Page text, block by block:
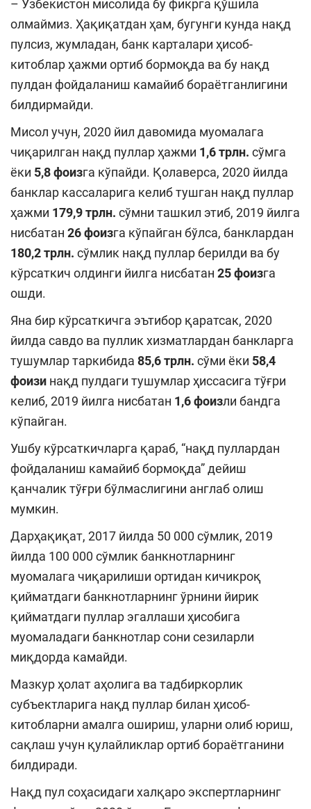
– Ўзбекистон мисолида бу фикрга қўшила
олмаймиз. Ҳақиқатдан ҳам, бугунги кунда нақд
пулсиз, жумладан, банк карталари ҳисоб-
китоблар ҳажми ортиб бормоқда ва бу нақд
пулдан фойдаланиш камайиб бораётганлигини
билдирмайди.
Мисол учун, 2020 йил давомида муомалага
чиқарилган нақд пуллар ҳажми 1,6 трлн. сўмга
ёки 5,8 фоизга кўпайди. Қолаверса, 2020 йилда
банклар кассаларига келиб тушган нақд пуллар
ҳажми 179,9 трлн. сўмни ташкил этиб, 2019 йилга
нисбатан 26 фоизга кўпайган бўлса, банклардан
180,2 трлн. сўмлик нақд пуллар берилди ва бу
кўрсаткич олдинги йилга нисбатан 25 фоизга
ошди.
Яна бир кўрсаткичга эътибор қаратсак, 2020
йилда савдо ва пуллик хизматлардан банкларга
тушумлар таркибида 85,6 трлн. сўми ёки 58,4
фоизи нақд пулдаги тушумлар ҳиссасига тўғри
келиб, 2019 йилга нисбатан 1,6 фоизли бандга
кўпайган.
Ушбу кўрсаткичларга қараб, “нақд пуллардан
фойдаланиш камайиб бормоқда” дейиш
қанчалик тўғри бўлмаслигини англаб олиш
мумкин.
Дарҳақиқат, 2017 йилда 50 000 сўмлик, 2019
йилда 100 000 сўмлик банкнотларнинг
муомалага чиқарилиши ортидан кичикроқ
қийматдаги банкнотларнинг ўрнини йирик
қийматдаги пуллар эгаллаши ҳисобига
муомаладаги банкнотлар сони сезиларли
миқдорда камайди.
Мазкур ҳолат аҳолига ва тадбиркорлик
субъектларига нақд пуллар билан ҳисоб-
китобларни амалга ошириш, уларни олиб юриш,
сақлаш учун қулайликлар ортиб бораётганини
билдиради.
Нақд пул соҳасидаги халқаро экспертларнинг